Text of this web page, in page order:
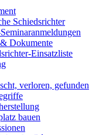
Schiedsrichter
Dokumente
Einsatzliste
verloren, gefunden
bauen